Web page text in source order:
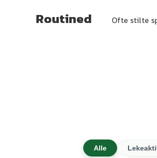
Routined Ofte stilte
Alle